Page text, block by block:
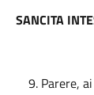
SANCITA
Parere,